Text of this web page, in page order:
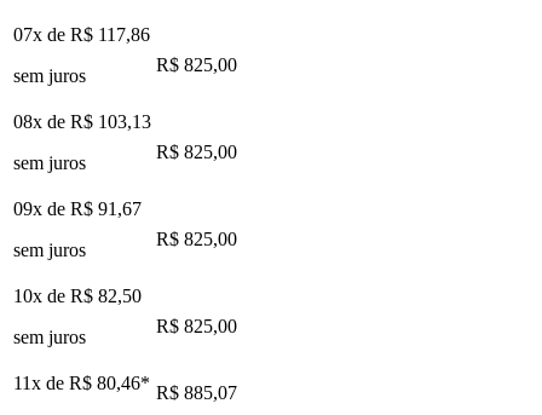
07x de R$ 117,86
sem juros
R$ 825,00
08x de R$ 103,13
sem juros
R$ 825,00
09x de R$ 91,67
sem juros
R$ 825,00
10x de R$ 82,50
sem juros
R$ 825,00
11x de R$ 80,46* R$ 885,07